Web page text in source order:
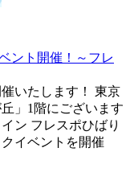
ント開催！～フレ
いたします！ 東京
」1階にございます
ン フレスポひばり
イベントを開催